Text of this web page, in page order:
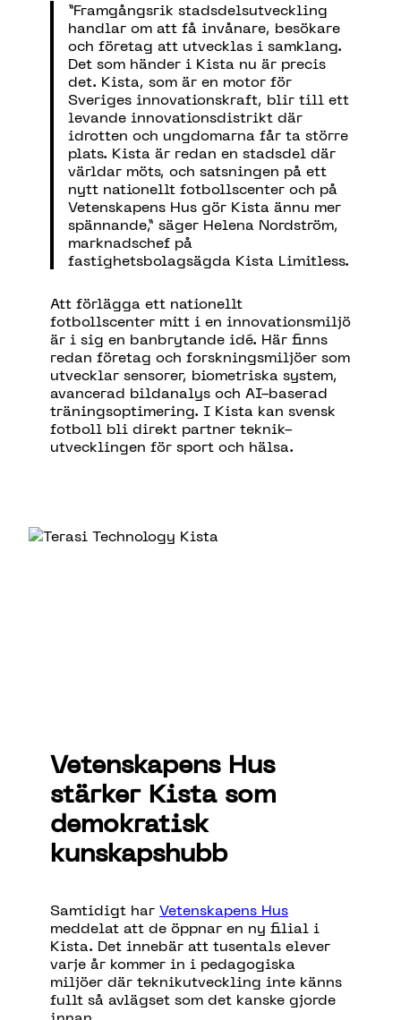
”Framgångsrik stadsdelsutveckling
handlar om att få invånare, besökare
och företag att utvecklas i samklang.
Det som händer i Kista nu är precis
det. Kista, som är en motor för
Sveriges innovationskraft, blir till ett
levande innovationsdistrikt där
idrotten och ungdomarna får ta större
plats. Kista är redan en stadsdel där
världar möts, och satsningen på ett
nytt nationellt fotbollscenter och på
Vetenskapens Hus gör Kista ännu mer
spännande,” säger Helena Nordström,
marknadschef på
fastighetsbolagsägda Kista Limitless.
Att förlägga ett nationellt
fotbollscenter mitt i en innovationsmiljö
är i sig en banbrytande idé. Här finns
redan företag och forskningsmiljöer som
utvecklar sensorer, biometriska system,
avancerad bildanalys och AI-baserad
träningsoptimering. I Kista kan svensk
fotboll bli direkt partner teknik-
utvecklingen för sport och hälsa.
VetenskapensHus
stärkerKista som
demokratisk
kunskapshubb
Samtidigt har Vetenskapens Hus
meddelat att de öppnar en ny filial i
Kista. Det innebär att tusentals elever
varje år kommer in i pedagogiska
miljöer där teknikutveckling inte känns
fullt så avlägset som det kanske gjorde